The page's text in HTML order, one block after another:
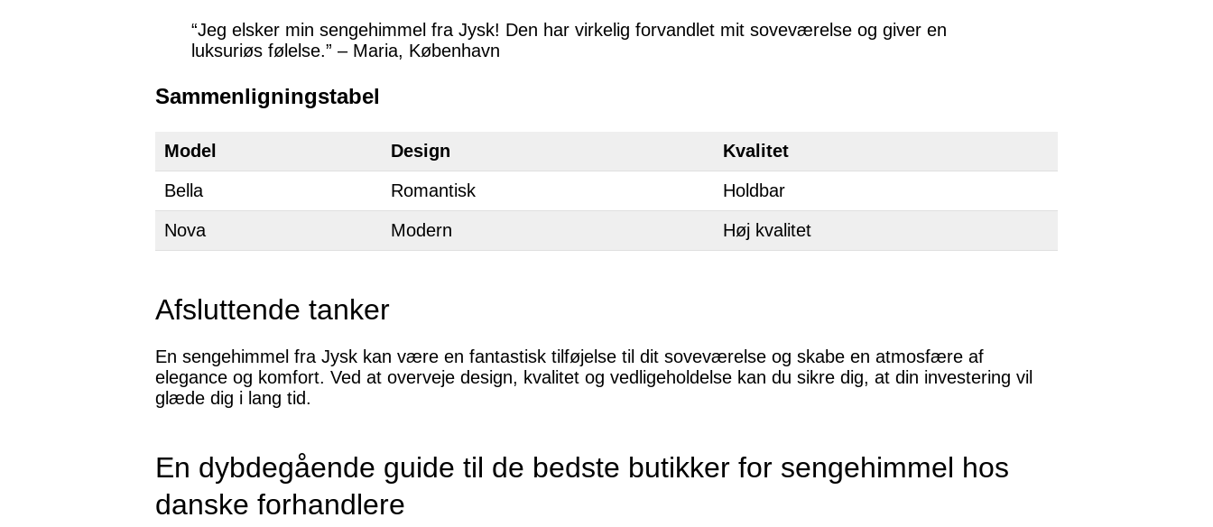
“Jeg elsker min sengehimmel fra Jysk! Den har virkelig forvandlet mit soveværelse og giver en
luksuriøs følelse.” – Maria, København
Sammenligningstabel
Model Design
Kvalitet
Bella
Romantisk
Holdbar
Nova
Modern Høj kvalitet
Afsluttende tanker
En sengehimmel fra Jysk kan være en fantastisk tilføjelse til dit soveværelse og skabe en atmosfære af
elegance og komfort. Ved at overveje design, kvalitet og vedligeholdelse kan du sikre dig, at din investering vil
glæde dig i lang tid.
En dybdegående guide til de bedste butikker for sengehimmel hos
danske forhandlere